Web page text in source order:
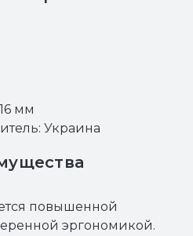
мм
Украина
повышенной
эргономикой.